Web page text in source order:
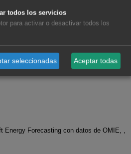
Energy Forecasting con datos de OMIE, ,
todos los servicios
para activar o desactivar todos los
seleccionadas Aceptar todas